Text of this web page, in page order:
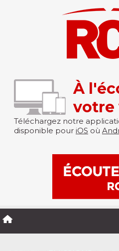
À
votre
Téléchargez notre
disponible pour iOS où